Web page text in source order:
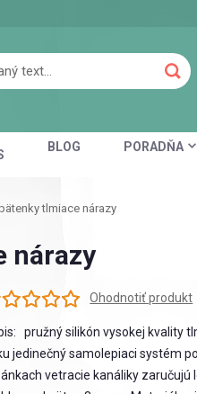
BLOG PORADŇA
tlmiace nárazy
nárazy
Ohodnotiť produkt
pružný silikón vysokej kvality
jedinečný samolepiaci systém
vetracie kanáliky zaručujú